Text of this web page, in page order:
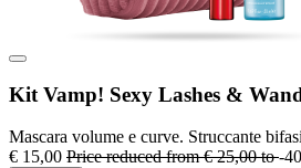
Kit Vamp! Sexy Lashes &
Mascara volume e curve. Struccante
€ 15,00 Price reduced from€ 25,00to-